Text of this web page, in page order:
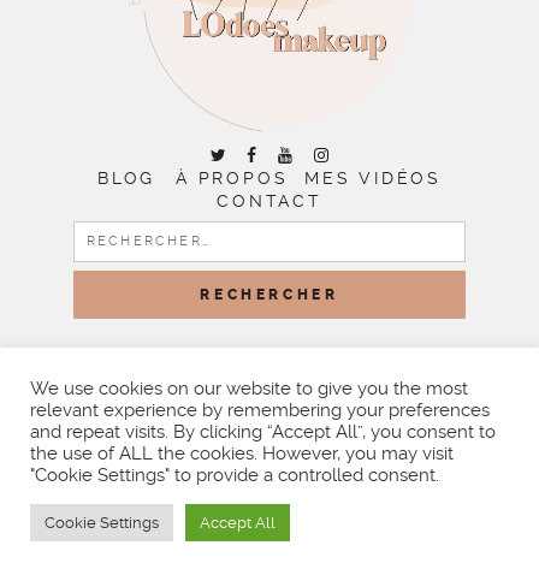
BLOG À PROPOS
MES VIDÉOS
CONTACT
RECHERCHER :
BY LITTLE THEME SHOP
We use cookies on our website to give you the most
relevant experience by remembering your preferences
and repeat visits. By clicking “Accept All”, you consent to
the use of ALL the cookies. However, you may visit
"Cookie Settings" to provide a controlled consent.
Cookie Settings Accept All